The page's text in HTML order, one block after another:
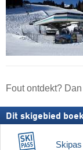
Fout ontdekt?
Dit skigebied
Skipas